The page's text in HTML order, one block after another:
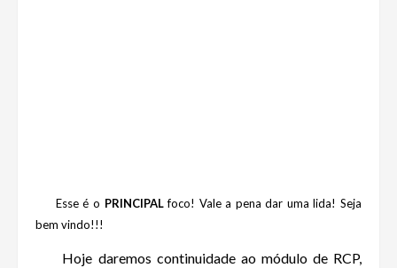
Esse é o PRINCIPALfoco! Vale a pena dar uma lida! Seja
bem vindo!!!
Hoje daremos continuidade ao módulo de RCP,